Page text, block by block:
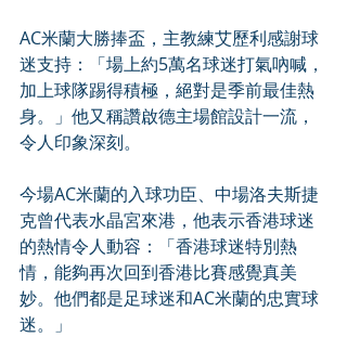
AC米蘭大勝捧盃，主教練艾歷利感謝球
迷支持：「場上約5萬名球迷打氣吶喊，
加上球隊踢得積極，絕對是季前最佳熱
身。」他又稱讚啟德主場館設計一流，
令人印象深刻。
今場AC米蘭的入球功臣、中場洛夫斯捷
克曾代表水晶宮來港，他表示香港球迷
的熱情令人動容：「香港球迷特別熱
情，能夠再次回到香港比賽感覺真美
妙。他們都是足球迷和AC米蘭的忠實球
迷。」